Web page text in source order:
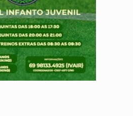
desmente boato sobre presença de plástico ou
fogem de residência e atacam casal de idosos
Forças policiais apreendem cerca de 1kg de
Flávio Bolsonaro escolhe Alfredo Gaspar como vice, alvo de